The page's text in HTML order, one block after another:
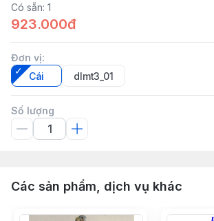
Có sẵn: 1
923.000đ
Đơn vị:
Cái
dlmt3_01
Số lượng
Các sản phẩm, dịch vụ khác